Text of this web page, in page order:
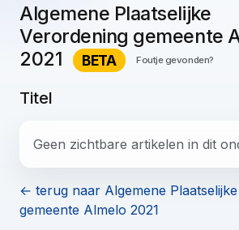
Algemene Plaatselijke
Verordening gemeente
2021
BETA Foutje gevonden?
Titel
Geen zichtbare artikelen in dit
← terug naar Algemene
gemeente Almelo 2021